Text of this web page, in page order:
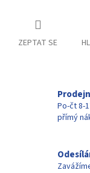
ZEPTAT SE
Po-čt 8-
přímý